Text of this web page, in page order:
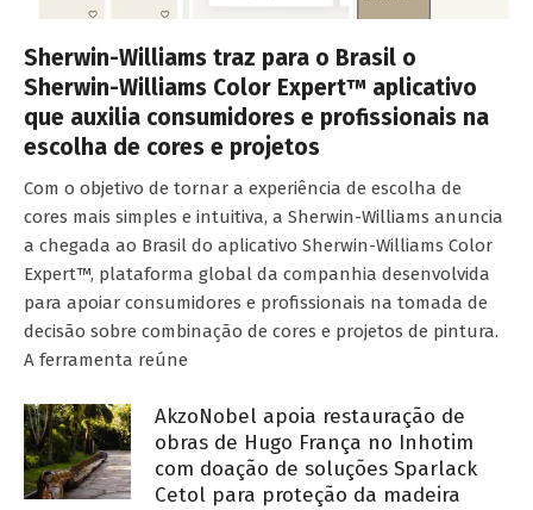
Sherwin-Williams traz para o Brasil o
Sherwin-Williams Color Expert™ aplicativo
que auxilia consumidores e profissionais na
escolha de cores e projetos
Com o objetivo de tornar a experiência de escolha de
cores mais simples e intuitiva, a Sherwin-Williams anuncia
a chegada ao Brasil do aplicativo Sherwin-Williams Color
Expert™, plataforma global da companhia desenvolvida
para apoiar consumidores e profissionais na tomada de
decisão sobre combinação de cores e projetos de pintura.
A ferramenta reúne
AkzoNobel apoia restauração de
obras de Hugo França no Inhotim
com doação de soluções Sparlack
Cetol para proteção da madeira